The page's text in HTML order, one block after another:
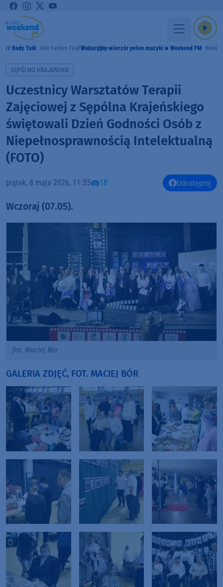
Body Talk Alle Farben Feat. Rene MillerWakacyjny wieczór pełen muzyki w Weekend FM
SĘPÓLNO KRAJEŃSKIE
Uczestnicy Warsztatów Terapii
Zajęciowej z Sępólna Krajeńskiego
świętowali Dzień Godności Osób z
Niepełnosprawnością Intelektualną
(FOTO)
piątek, 8 maja 2026, 11:35 18 Udostępnij
Wczoraj (07.05).
fot. Maciej Bór
GALERIA ZDJĘĆ, FOT. MACIEJ BÓR